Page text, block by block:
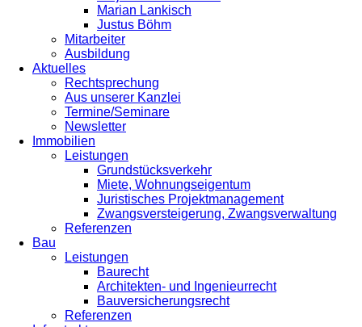
Marian Lankisch
Justus Böhm
Mitarbeiter
Ausbildung
Aktuelles
Rechtsprechung
Aus unserer Kanzlei
Termine/Seminare
Newsletter
Immobilien
Leistungen
Grundstücksverkehr
Miete, Wohnungseigentum
Juristisches Projektmanagement
Zwangsversteigerung, Zwangsverwaltung
Referenzen
Bau
Leistungen
Baurecht
Architekten- und Ingenieurrecht
Bauversicherungsrecht
Referenzen